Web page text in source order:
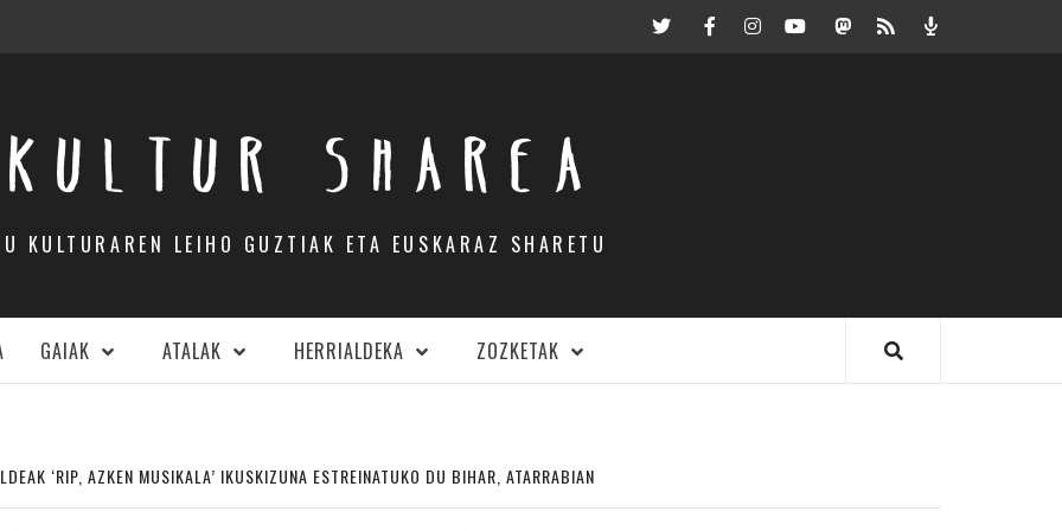
TwitterFacebookInstagramYoutubeMastodon.eus
RSS Podcast
KULTUR SHAREA
KULTURAREN LEIHO GUZTIAK ETA EUSKARAZ SHARETU
GAIAK ATALAK HERRIALDEKA ZOZKETAK
‘RIP, AZKEN MUSIKALA’ IKUSKIZUNA ESTREINATUKO DU BIHAR, ATARRABIAN